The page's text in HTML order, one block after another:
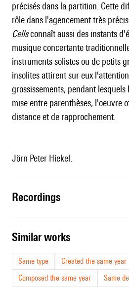
précisés dans la partition. Cette
rôle dans l'agencement très
Cellsconnaît aussi des instants
musique concertante
instruments solistes ou de petits
insolites attirent sur eux
grossissements, pendant
mise entre parenthèses, l'oeuvre
distance et de rapprochement.
Jörn Peter Hiekel.
recordings
similar works
Same type
Created the same year
Composed the same year
Same